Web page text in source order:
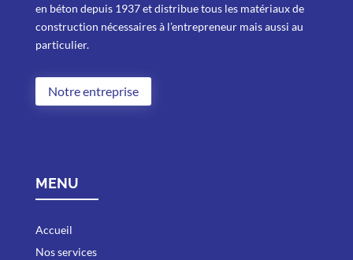
en béton depuis 1937 et distribue tous les matériaux de
construction nécessaires à l’entrepreneur mais aussi au
particulier.
Notre entreprise
MENU
Accueil
Nos services